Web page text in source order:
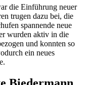
die Einführung neuer
trugen dazu bei, die
spannende neue
wurden aktiv in die
und konnten so
ein neues